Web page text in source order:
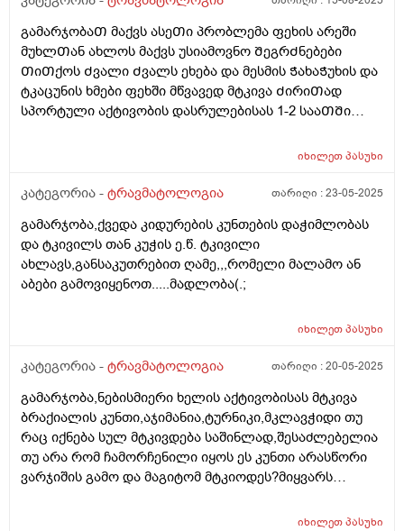
ვიყავი თიაქარს გადავრჩი მეთქი მაგრამ ახლა
ესნკუნთი ძალიან მტკივა,შესაძლებელია თუბარა რომ
გადამწვარიყო?
ვერ ვპოულობ რომ გამიაროს,ერთი კვირაა მტკივა
მუდმივდ,არ მიმიღია არანაირი წამალი არც
მალამო,არც კრეატინს ვსვამ,არც ვვარჯიშობ,როგორ
მოვიქცე?
ვარწმუნებ პაციენტს, რომ გაიკეთოს ანალიზები. იქნებ
მიპასუხოთ, რა მინერალები და ვიტამინები არის
მნიშვნელოვანი ძვლის აღსადგენად? ასევე, რომელი
მიმართულების ექიმი ჩავრთოთ ამის
გასაკონტროლებლად? მადლობა წინასწარ
გამარჯობაᲗ მაქვს ასეᲗი პრობლემა ფეხის არეში
მუხლᲗან ახლოს მაქვს უსიამოვნო ᲨეგრᲫნებები
ᲗიᲗქოს Ძვალი Ძვალს ეხება და მესმის ᲭახაᲭუხის და
ტკაცუნის ხმები ფეხში მწვავედ მტკივა ᲫირიᲗად
სპორტული აქტივობის დასრულებისას 1-2 სააᲗᲨი
ფეხში იᲨვიაᲗად მაწუხებს როცა არ ვარ ᲩარᲗული
ფწხბურᲗს ვᲗამაᲨობ დასვენებულზე მეწყება
იხილეთპასუხი
კატეგორია - ტრავმატოლოგია თარიღი :23-05-2025
გამარჯობა,ქვედა კიდურების კუნთების დაჭიმლობას
და ტკივილს თან კუჭის ე.წ. ტკივილი
ახლავს,განსაკუთრებით ღამე,,,რომელი მალამო ან
აბები გამოვიყენოთ.....მადლობა(.;
იხილეთპასუხი
კატეგორია - ტრავმატოლოგია თარიღი :20-05-2025
გამარჯობა,ნებისმიერი ხელის აქტივობისას მტკივა
ბრაქიალის კუნთი,აჯიმანია,ტურნიკი,მკლავჭიდი თუ
რაც იქნება სულ მტკივდება საშინლად,შესაძლებელია
თუ არა რომ ჩამორჩენილი იყოს ეს კუნთი არასწორი
ვარჯიშის გამო და მაგიტომ მტკიოდეს?მიყვარს
გადავწევ ძაან მაგარ ჯანზეც ვარ,მაგრამ ორი სამი
იხილეთპასუხი